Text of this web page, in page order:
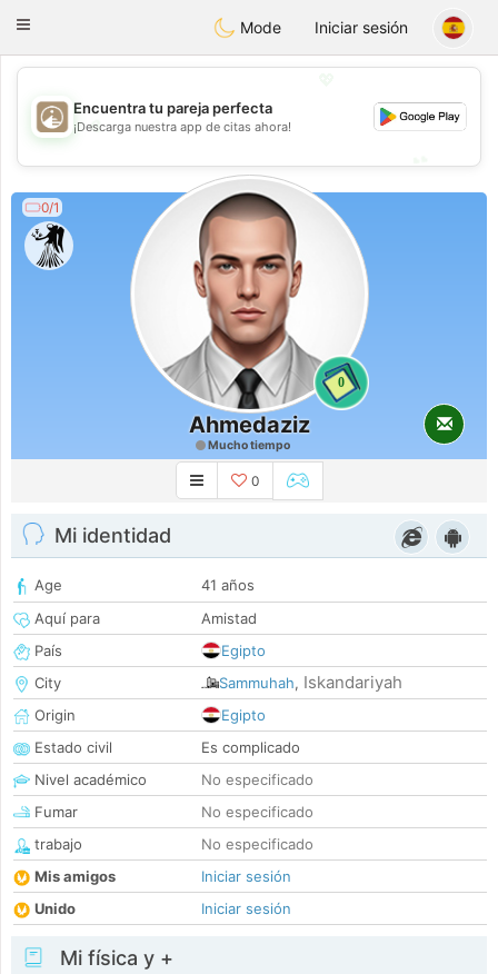
B ahebik
Toggle
Mode Iniciar sesión
💖
💕
Encuentra tu pareja perfecta
¡Descarga nuestra app de citas ahora!
0/1
0
Ahmedaziz
Mucho tiempo
0
Mi identidad
Age
41 años
Aquí para
Amistad
País
Egipto
City
Sammuhah, Iskandariyah
Origin
Egipto
Estado civil
Es complicado
Nivel académico
No especificado
Fumar
No especificado
trabajo
No especificado
Mis amigos
Iniciar sesión
Unido
Iniciar sesión
Mi física y +